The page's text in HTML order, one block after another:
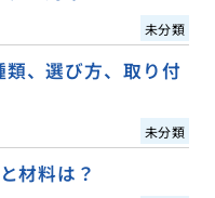
未分類
、選び方、取り付
未分類
材料は？